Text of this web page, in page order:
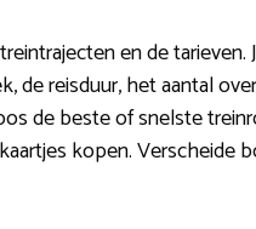
en de
de reisduur, het aantal
de beste of snelste
kopen.